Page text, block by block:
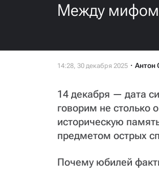
Между
Антон
14 декабря — дата
говорим не столько
историческую
предметом острых
Почему юбилей